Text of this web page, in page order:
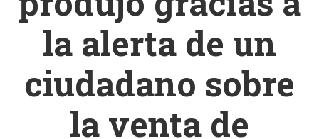
la alerta de un
ciudadano sobre
la venta de